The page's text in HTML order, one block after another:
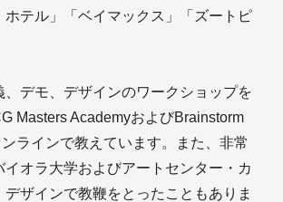
ホテル」「ベイマックス」「ズートピ
、デモ、デザインのワークショップを
Masters AcademyおよびBrainstorm
ラインで教えています。また、非常
イオラ大学およびアートセンター・カ
デザインで教鞭をとったこともありま